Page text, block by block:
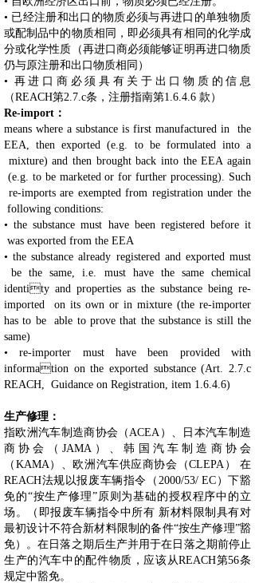
• 已经注册和出口的物质必须与再进口的单独物质
或配制品中的物质相同，即必须具有相同的化学成
分或化学性质（再进口商必须能够证明再进口物质
仍与原注册和出口物质相同）
• 再进口商必须具有关于出口物质的信息
（REACH第2.7.c条，注册指南第1.6.4.6 款）
Re-import：
means where a substance is first manufactured in the
EEA, then exported (e.g. to be formulated into a
mixture) and then brought back into the EEA again
(e.g. to be marketed or for further processing). Such
re-imports are exempted from registration under the
following conditions:
• the substance must have been registered before it
was exported from the EEA
• the substance already registered and exported must
be the same, i.e. must have the same chemical
identity and properties as the substance being re-
imported on its own or in mixture (the re-importer
has to be able to prove that the substance is still the
same)
• re-importer must have been provided with
information on the exported substance (Art. 2.7.c
REACH, Guidance on Registration, item 1.6.4.6)
生产修理：
指欧洲汽车制造商协会（ACEA）、日本汽车制造
商协会（JAMA）、韩国汽车制造商协会
（KAMA）、欧洲汽车供应商协会（CLEPA） 在
REACH法规以报废车辆指令（2000/53/ EC）下豁
免的“按生产修理”原则为基础的授权程序中的立
场。（即报废车辆指令中所有 新材料限制具有对
最初设计不符合新材料限制的备件“按生产修理”豁
免）。在日落之期后生产并用于在日落之期前停止
生产的汽车中的配件物质，应该从REACH第56条
规定中豁免。